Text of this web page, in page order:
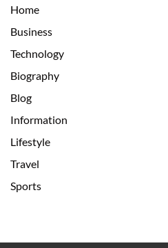
Home
Business
Technology
Biography
Blog
Information
Lifestyle
Travel
Sports